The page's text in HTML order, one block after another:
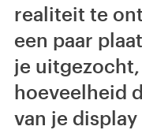
realiteit te
een paar
je
hoeveelheid
van je